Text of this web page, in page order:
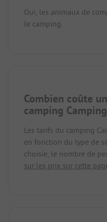
Oui, les animaux de
le camping.
Combien coûte
camping
Les tarifs du camping
en fonction du type de
choisie, le nombre de
sur les prix sur cette